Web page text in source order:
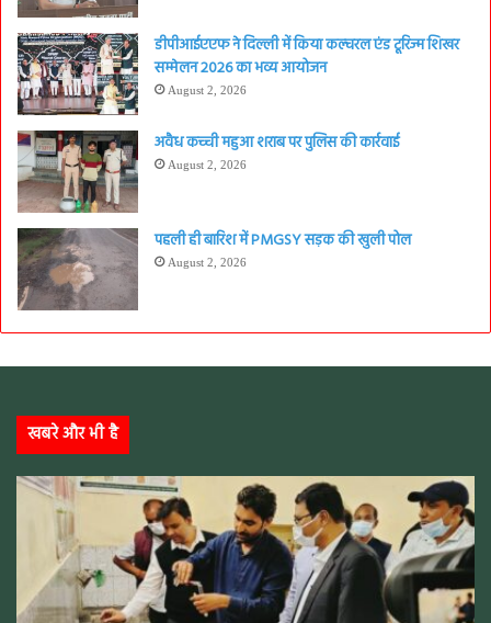
डीपीआईएएफ ने दिल्ली में किया कल्चरल एंड टूरिज्म शिखर
सम्मेलन 2026 का भव्य आयोजन
August 2, 2026
अवैध कच्ची महुआ शराब पर पुलिस की कार्रवाई
August 2, 2026
पहली ही बारिश में PMGSY सड़क की खुली पोल
August 2, 2026
खबरे और भी है